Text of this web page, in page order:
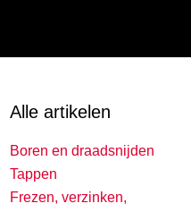
Alle artikelen
Boren en draadsnijden
Tappen
Frezen, verzinken,